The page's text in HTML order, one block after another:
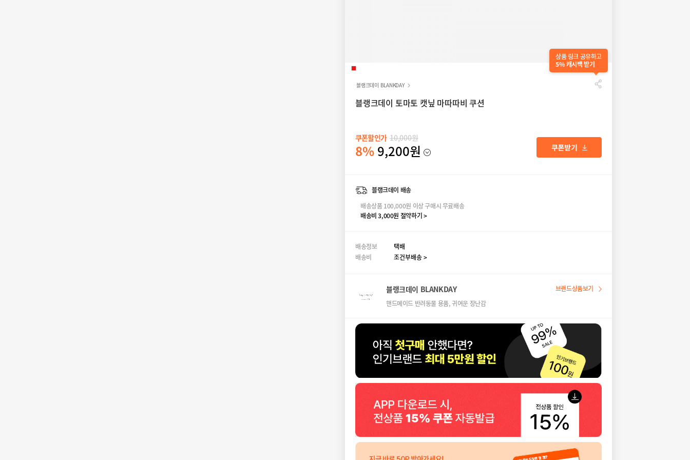
상품 링크 공유하고
5% 캐시백 받기
블랭크데이 BLANKDAY
블랭크데이 토마토 캣닢 마따따비 쿠션
쿠폰할인가 10,000원
8% 9,200원
블랭크데이 배송
배송상품 100,000원 이상 구매시 무료배송
배송비 3,000원 절약하기 >
배송정보
택배
배송비
조건부배송 >
블랭크데이 BLANKDAY
핸드메이드 반려동물 용품, 귀여운 장난감
브랜드상품보기